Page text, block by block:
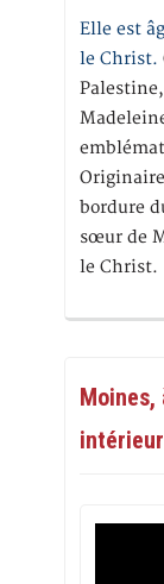
Elle est
le Christ.
bordure
sœur de
le Christ.
Moines,